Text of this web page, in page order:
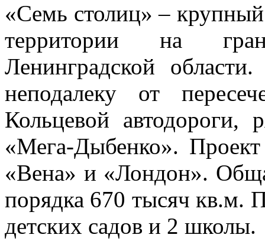
«Семь столиц» –
территории на
Ленинградской
неподалеку от
Кольцевой автодороги,
«Мега-Дыбенко».
«Вена» и «Лондон».
порядка 670 тысяч кв.м.
детских садов и 2 школы.